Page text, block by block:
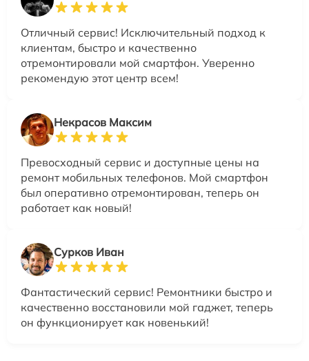
Отличный сервис! Исключительный подход к
клиентам, быстро и качественно
отремонтировали мой смартфон. Уверенно
рекомендую этот центр всем!
Некрасов Максим
Превосходный сервис и доступные цены на
ремонт мобильных телефонов. Мой смартфон
был оперативно отремонтирован, теперь он
работает как новый!
Сурков Иван
Фантастический сервис! Ремонтники быстро и
качественно восстановили мой гаджет, теперь
он функционирует как новенький!